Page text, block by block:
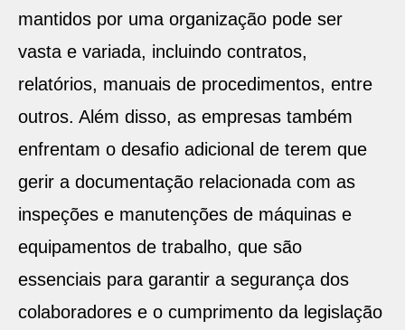
mantidos por uma organização pode ser
vasta e variada, incluindo contratos,
relatórios, manuais de procedimentos, entre
outros. Além disso, as empresas também
enfrentam o desafio adicional de terem que
gerir a documentação relacionada com as
inspeções e manutenções de máquinas e
equipamentos de trabalho, que são
essenciais para garantir a segurança dos
colaboradores e o cumprimento da legislação